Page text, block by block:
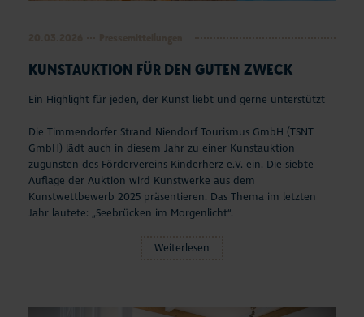
KUNSTAUKTION FÜR DEN GUTEN ZWECK
Ein Highlight für jeden, der Kunst liebt und gerne unterstützt
Die Timmendorfer Strand Niendorf Tourismus GmbH (TSNT
GmbH) lädt auch in diesem Jahr zu einer Kunstauktion
zugunsten des Fördervereins Kinderherz e.V. ein. Die siebte
Auflage der Auktion wird Kunstwerke aus dem
Kunstwettbewerb 2025 präsentieren. Das Thema im letzten
Jahr lautete: „Seebrücken im Morgenlicht“.
Weiterlesen